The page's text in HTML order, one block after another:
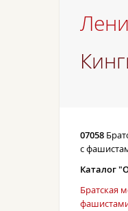
07058
с
Каталог
Братская